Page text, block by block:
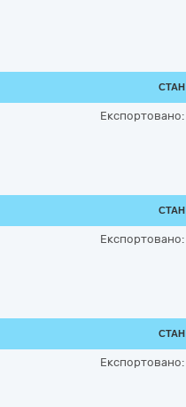
СТАН
Експортовано:
СТАН
Експортовано:
СТАН
Експортовано: